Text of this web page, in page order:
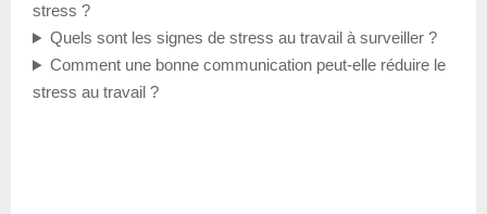
stress ?
Quels sont les signes de stress au travail à surveiller ?
Comment une bonne communication peut-elle réduire le
stress au travail ?